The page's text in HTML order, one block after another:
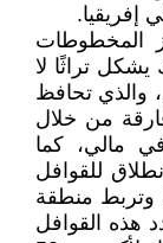
إفريقيا.
المخطوطات
يشكل تراثًا لا
والذي تحافظ
من خلال
في مالي، كما
للقوافل
وتربط منطقة
هذه القوافل